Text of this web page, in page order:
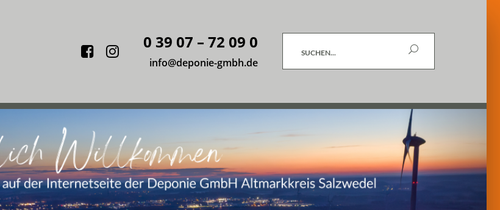
Facebook
Instagram
0 39 07 – 72 09 0
info@deponie-gmbh.de
Suchen